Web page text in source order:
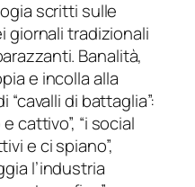
scritti sulle
giornali tradizionali
Banalità,
e incolla alla
“cavalli di battaglia”:
cattivo”, “i social
e ci spiano”,
l’industria